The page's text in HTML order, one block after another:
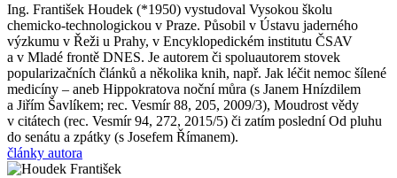
Ing. František Houdek (*1950) vystudoval Vysokou školu
chemicko-technologickou v Praze. Působil v Ústavu jaderného
výzkumu v Řeži u Prahy, v Encyklopedickém institutu ČSAV
a v Mladé frontě DNES. Je autorem či spoluautorem stovek
popularizačních článků a několika knih, např. Jak léčit nemoc šílené
medicíny – aneb Hippokratova noční můra (s Janem Hnízdilem
a Jiřím Šavlíkem; rec. Vesmír 88, 205, 2009/3), Moudrost vědy
v citátech (rec. Vesmír 94, 272, 2015/5) či zatím poslední Od pluhu
do senátu a zpátky (s Josefem Římanem).
články autora